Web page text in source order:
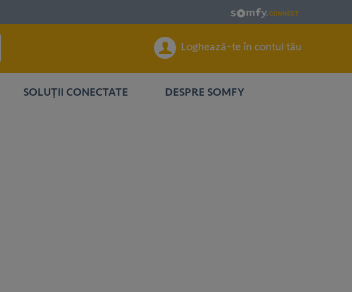
Loghează-te în contul tău
SOLUȚII CONECTATE DESPRE SOMFY